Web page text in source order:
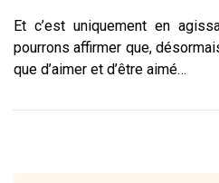
Et c’est uniquement en
pourrons affirmer que,
que d’aimer et d’être aimé…